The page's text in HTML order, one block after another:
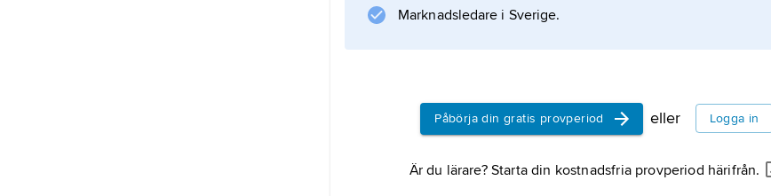
Marknadsledare i Sverige.
Påbörja din gratis provperiod eller Logga in
Är du lärare? Starta din kostnadsfria provperiod härifrån.